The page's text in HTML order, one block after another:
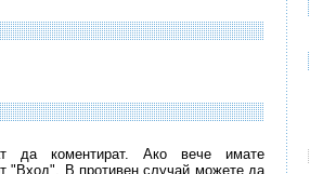
да коментират. Ако вече имате
"Вход". В противен случай можете да